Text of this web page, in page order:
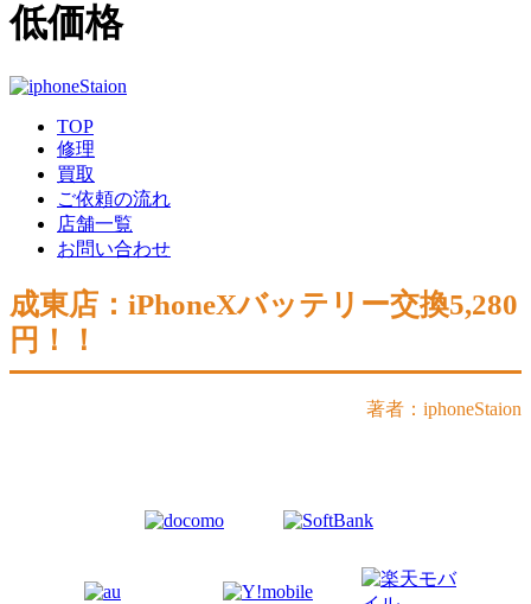
低価格
TOP
修理
買取
ご依頼の流れ
店舗一覧
お問い合わせ
成東店：iPhoneXバッテリー交換5,280
円！！
著者：iphoneStaion